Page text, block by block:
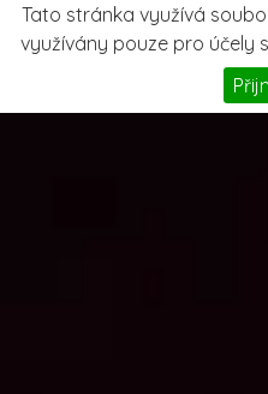
Tato stránka využívá
využívány pouze pro účely